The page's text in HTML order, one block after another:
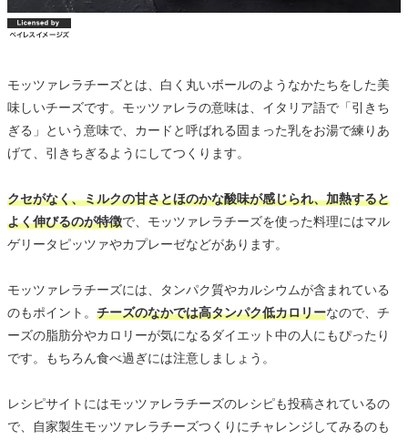
モッツァレラチーズとは、白く丸いボールのようなかたちをした美
味しいチーズです。モッツァレラの意味は、イタリア語で「引きち
ぎる」という意味で、カードと呼ばれる固まった乳をお湯で練りあ
げて、引きちぎるようにしてつくります。
クセがなく、ミルクの甘さとほのかな酸味が感じられ、加熱すると
よく伸びるのが特徴で、モッツァレラチーズを使った料理にはマル
ゲリータピッツァやカプレーゼなどがあります。
モッツァレラチーズには、タンパク質やカルシウムが含まれている
のもポイント。 チーズのなかでは高タンパク低カロリーなので、チ
ーズの脂肪分やカロリーが気になるダイエット中の人にもぴったり
です。もちろん食べ過ぎには注意しましょう。
レシピサイトにはモッツァレラチーズのレシピも投稿されているの
で、自家製生モッツァレラチーズつくりにチャレンジしてみるのも